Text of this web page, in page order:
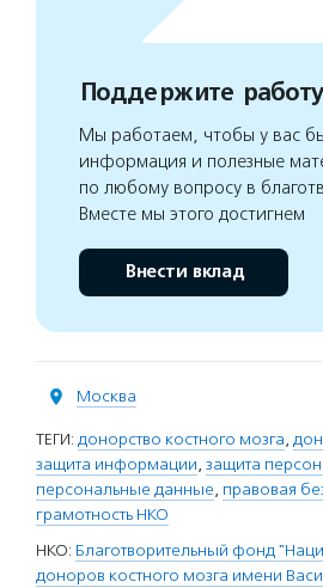
Поддержите
Мы работаем, чтобы у вас
информация и полезные
по любому вопросу в
Вместе мы этого достигнем
Внести вклад
Москва
ТЕГИ: донорство костного мозга,
защита информации, защита
персональные данные, правовая
грамотность НКО
НКО: Благотворительный фонд
доноров костного мозга имени